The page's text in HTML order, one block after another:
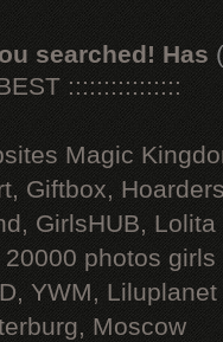
searched! Has
::::::::::::::::
Magic
Giftbox,
GirlsHUB, Lolita
photos
YWM, Liluplanet
Moscow